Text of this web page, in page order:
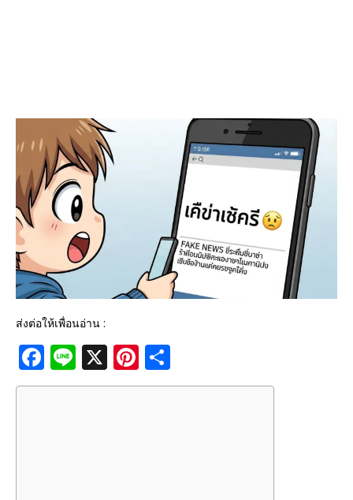
ส่งต่อให้เพื่อนอ่าน :
F
a
Li
n
X Pi
n h